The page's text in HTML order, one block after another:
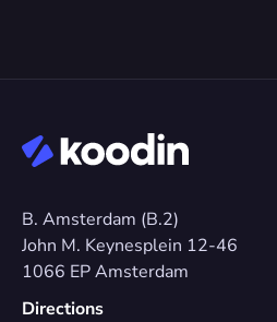
B. Amsterdam (B.2)
John M. Keynesplein 12-46
1066 EP Amsterdam
Directions